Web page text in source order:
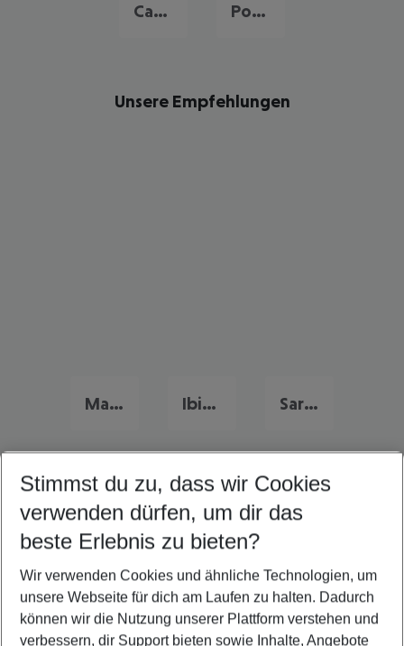
Caniço Porto Santo
Unsere Empfehlungen
Mallorca Urlaub Ibiza Last Minute Sardinien Last Minute
Quicklinks
Urlaub Funchal
Familienurlaub Funchal
Flug & Hotel Funchal
Frübucher Angebote Funchal für 2026
Stimmst du zu, dass wir Cookies
verwenden dürfen, um dir das
beste Erlebnis zu bieten?
Wir verwenden Cookies und ähnliche Technologien, um
unsere Webseite für dich am Laufen zu halten. Dadurch
können wir die Nutzung unserer Plattform verstehen und
verbessern, dir Support bieten sowie Inhalte, Angebote